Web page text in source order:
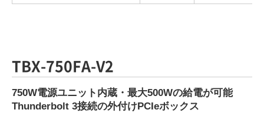
TBX-750FA-V2
750W電源ユニット内蔵・最大500Wの給電が可能
Thunderbolt 3接続の外付けPCIeボックス